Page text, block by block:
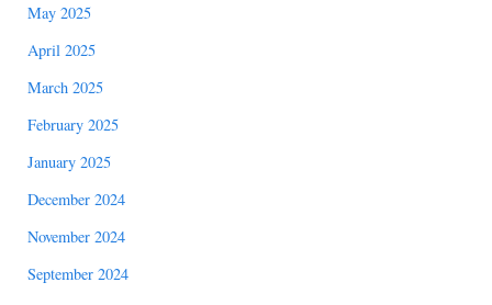
May 2025
April 2025
March 2025
February 2025
January 2025
December 2024
November 2024
September 2024